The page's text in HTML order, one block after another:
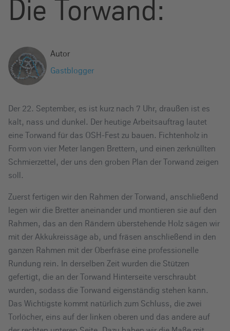
Die Torwand:
Autor
Gastblogger
Der 22. September, es ist kurz nach 7 Uhr, draußen ist es
kalt, nass und dunkel. Der heutige Arbeitsauftrag lautet
eine Torwand für das OSH-Fest zu bauen. Fichtenholz in
Form von vier Meter langen Brettern, und einen zerknüllten
Schmierzettel, der uns den groben Plan der Torwand zeigen
soll.
Zuerst fertigen wir den Rahmen der Torwand, anschließend
legen wir die Bretter aneinander und montieren sie auf den
Rahmen, das an den Rändern überstehende Holz sägen wir
mit der Akkukreissäge ab, und fräsen anschließend in den
ganzen Rahmen mit der Oberfräse eine professionelle
Rundung rein. In derselben Zeit wurden die Stützen
gefertigt, die an der Torwand Hinterseite verschraubt
wurden, sodass die Torwand eigenständig stehen kann.
Das Wichtigste kommt natürlich zum Schluss, die zwei
Torlöcher, eins auf der linken oberen und das andere auf